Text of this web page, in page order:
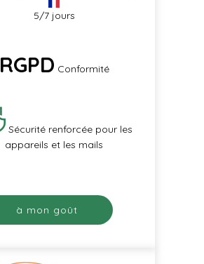
5/7 jours
RGPD Conformité
Sécurité renforcée pour les
appareils et les mails
à mon goût